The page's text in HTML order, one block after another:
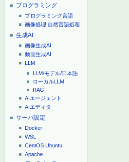
プログラミング
プログラミング言語
画像処理 自然言語処理
生成AI
画像生成AI
動画生成AI
LLM
LLM/モデル/日本語
ローカルLLM
RAG
AIエージェント
AIエディタ
サーバ設定
Docker
WSL
CentOS Ubuntu
Apache